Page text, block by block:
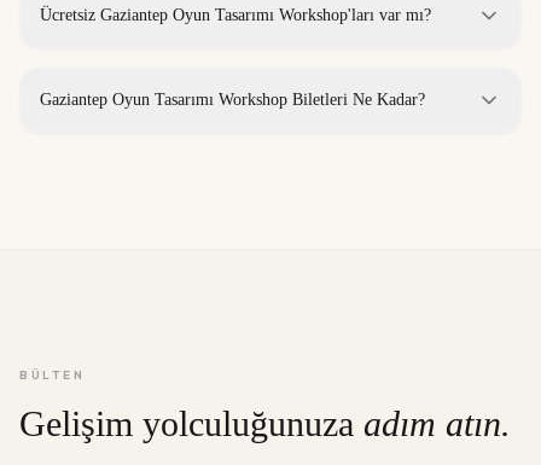
Ücretsiz Gaziantep Oyun Tasarımı Workshop'ları var mı?
Gaziantep Oyun Tasarımı Workshop Biletleri Ne Kadar?
BÜLTEN
Gelişim yolculuğunuza adım atın.